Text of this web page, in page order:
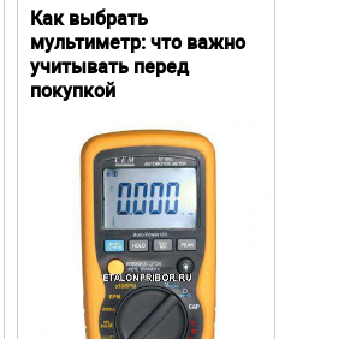
Как выбрать
мультиметр: что важно
учитывать перед
покупкой